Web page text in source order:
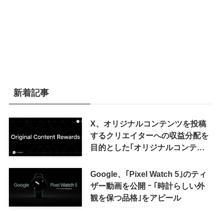
新着記事
X、オリジナルコンテンツを投稿
するクリエイターへの収益分配を
目的とした｢オリジナルコンテン
来の｢収益分配｣は廃止
Google、｢Pixel Watch 5｣のティ
ザー動画を公開 ｰ ｢時計らしい外
観を保つ品格｣をアピール